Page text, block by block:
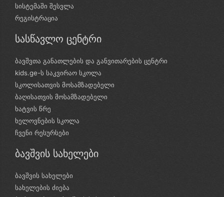
სისტემაში შესვლა
რეგისტრაცია
სასწავლო ცენტრი
ბავშვთა განათლების და განვითარების ცენტრი
kids.ge-ს საკვირაო სკოლა
სკოლისათვის მოსამზადებელი
ბაღისათვის მოსამზადებელი
ხატვის წრე
ხელოვნების სკოლა
ჩვენი რესურსები
ბავშვის სახელები
ბავშვის სახელები
სახელების ძიება